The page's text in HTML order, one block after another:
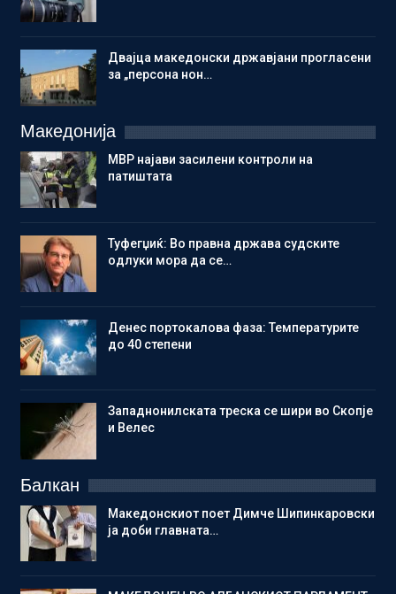
Двајца македонски државјани прогласени
за „персона нон…
Македонија
МВР најави засилени контроли на
патиштата
Туфегџиќ: Во правна држава судските
одлуки мора да се…
Денес портокалова фаза: Температурите
до 40 степени
Западнонилската треска се шири во Скопје
и Велес
Балкан
Македонскиот поет Димче Шипинкаровски
ја доби главната…